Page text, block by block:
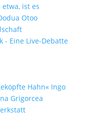
etwa, ist es
Otoo
Eine Live-Debatte
Hahn« Ingo
Grigorcea